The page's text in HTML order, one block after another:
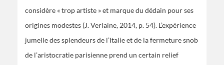
considère « trop artiste » et marque du dédain pour ses
origines modestes (J. Verlaine, 2014, p. 54). L’expérience
jumelle des splendeurs de l’Italie et de la fermeture snob
de l’aristocratie parisienne prend un certain relief